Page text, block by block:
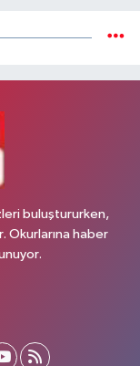
buluştururken,
Okurlarına haber